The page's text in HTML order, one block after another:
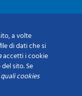
a volte
di dati che si
accetti i cookie
sito. Se
cookies